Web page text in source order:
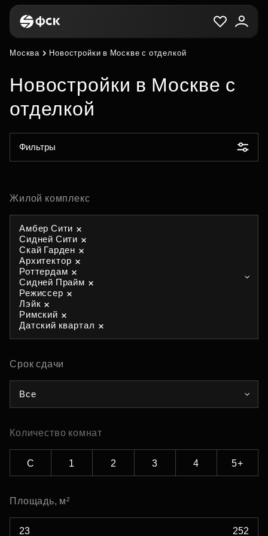
Москва Новостройки в Москве с отделкой
Новостройки в Москве с
отделкой
Фильтры
Жилой комплекс
Амбер Сити
Сидней Сити
Скай Гарден
Архитектор
Роттердам
Сидней Прайм
Режиссер
Лэйк
Римский
Датский квартал
Срок сдачи
Все
Количество комнат
С 1 2 3 4 5+
Площадь, м²